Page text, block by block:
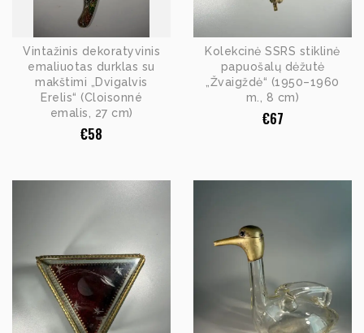
Vintažinis dekoratyvinis
emaliuotas durklas su
makštimi „Dvigalvis
Erelis“ (Cloisonné
emalis, 27 cm)
€58
Kolekcinė SSRS stiklinė
papuošalų dėžutė
„Žvaigždė“ (1950–1960
m., 8 cm)
€67